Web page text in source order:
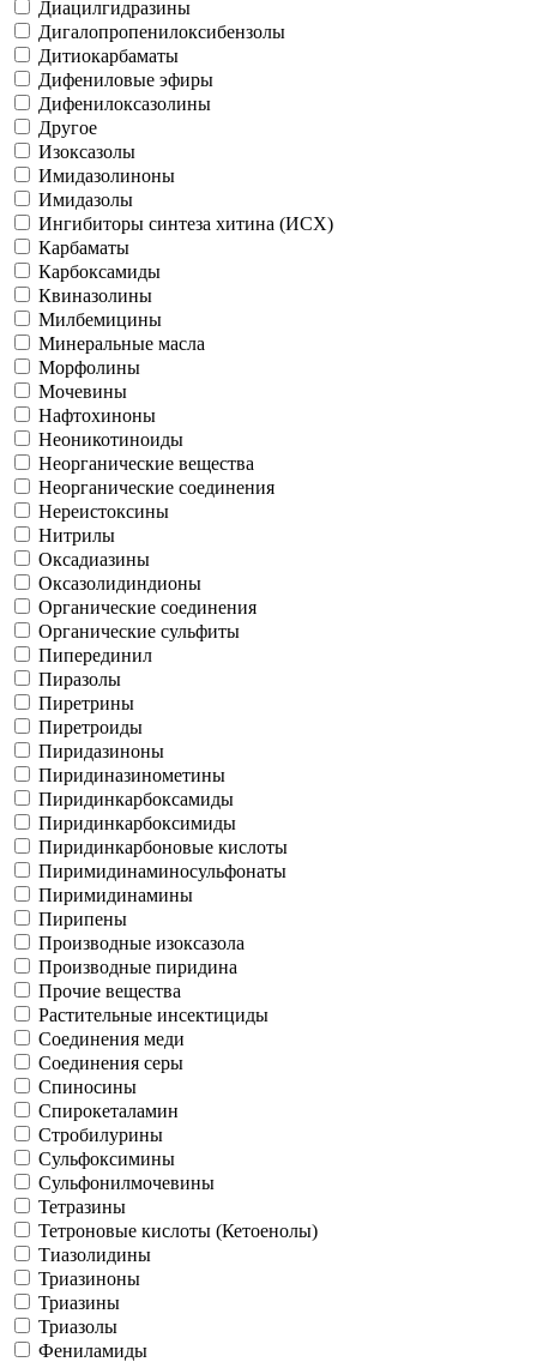
Диацилгидразины
Дигалопропенилоксибензолы
Дитиокарбаматы
Дифениловые эфиры
Дифенилоксазолины
Другое
Изоксазолы
Имидазолиноны
Имидазолы
Ингибиторы синтеза хитина (ИСХ)
Карбаматы
Карбоксамиды
Квиназолины
Милбемицины
Минеральные масла
Морфолины
Мочевины
Нафтохиноны
Неоникотиноиды
Неорганические вещества
Неорганические соединения
Нереистоксины
Нитрилы
Оксадиазины
Оксазолидиндионы
Органические соединения
Органические сульфиты
Пиперединил
Пиразолы
Пиретрины
Пиретроиды
Пиридазиноны
Пиридиназинометины
Пиридинкарбоксамиды
Пиридинкарбоксимиды
Пиридинкарбоновые кислоты
Пиримидинаминосульфонаты
Пиримидинамины
Пирипены
Производные изоксазола
Производные пиридина
Прочие вещества
Растительные инсектициды
Соединения меди
Соединения серы
Спиносины
Спирокеталамин
Стробилурины
Сульфоксимины
Сульфонилмочевины
Тетразины
Тетроновые кислоты (Кетоенолы)
Тиазолидины
Триазиноны
Триазины
Триазолы
Фениламиды